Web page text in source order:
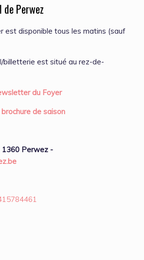
Perwez
est disponible tous les matins (sauf
billetterie est situé au rez-de-
du Foyer
brochure de saison
1360 Perwez -